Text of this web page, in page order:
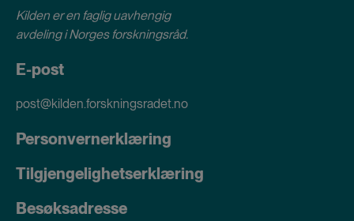
Kilden er en faglig uavhengig
avdeling iNorges forskningsråd.
E-post
post@kilden.forskningsradet.no
Personvernerklæring
Tilgjengelighetserklæring
Besøksadresse